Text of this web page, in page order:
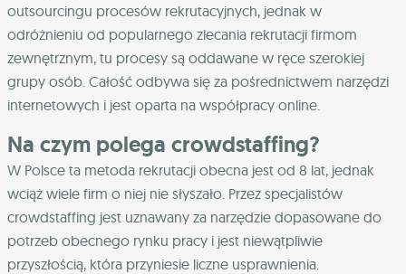
outsourcingu procesów rekrutacyjnych, jednak w
odróżnieniu od popularnego zlecania rekrutacji firmom
zewnętrznym, tu procesy są oddawane w ręce szerokiej
grupy osób. Całość odbywa się za pośrednictwem narzędzi
internetowych i jest oparta na współpracy online.
Na czym polega crowdstaffing?
W Polsce ta metoda rekrutacji obecna jest od 8 lat, jednak
wciąż wiele firm o niej nie słyszało. Przez specjalistów
crowdstaffing jest uznawany za narzędzie dopasowane do
potrzeb obecnego rynku pracy i jest niewątpliwie
przyszłością, która przyniesie liczne usprawnienia.